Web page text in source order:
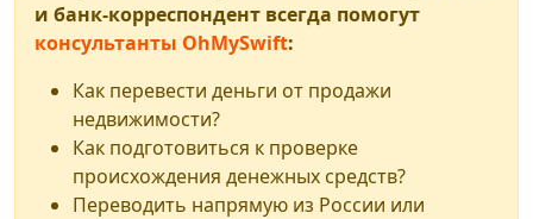
и банк-корреспондент всегда помогут
консультанты OhMySwift:
Как перевести деньги от продажи
недвижимости?
Как подготовиться к проверке
происхождения денежных средств?
Переводить напрямую из России или